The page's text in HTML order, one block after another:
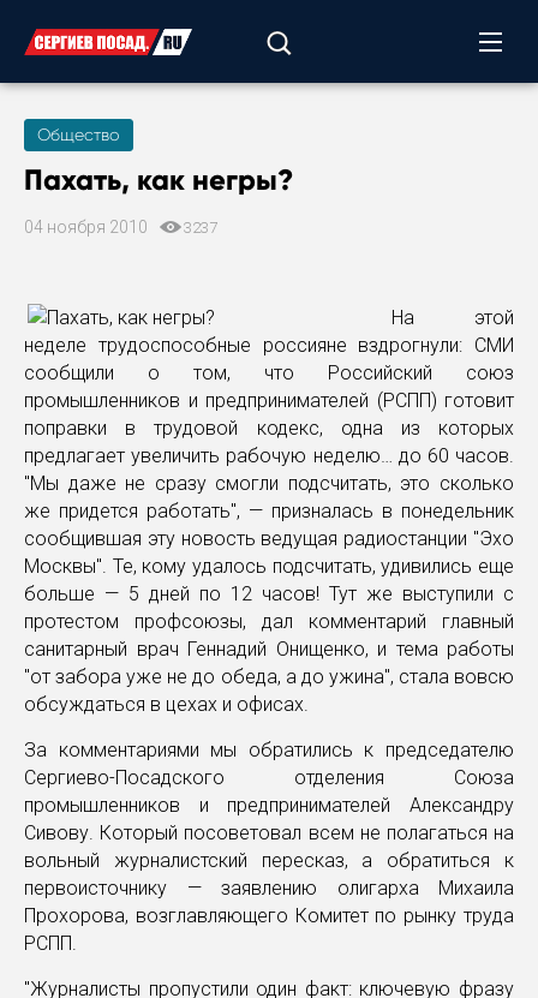
Общество
Пахать, как негры?
04 ноября 2010 3237
На этой
неделе трудоспособные россияне вздрогнули: СМИ
сообщили о том, что Российский союз
промышленников и предпринимателей (РСПП) готовит
поправки в трудовой кодекс, одна из которых
предлагает увеличить рабочую неделю… до 60 часов.
"Мы даже не сразу смогли подсчитать, это сколько
же придется работать", — призналась в понедельник
сообщившая эту новость ведущая радиостанции "Эхо
Москвы". Те, кому удалось подсчитать, удивились еще
больше — 5 дней по 12 часов! Тут же выступили с
протестом профсоюзы, дал комментарий главный
санитарный врач Геннадий Онищенко, и тема работы
"от забора уже не до обеда, а до ужина", стала вовсю
обсуждаться в цехах и офисах.
За комментариями мы обратились к председателю
Сергиево-Посадского отделения Союза
промышленников и предпринимателей Александру
Сивову. Который посоветовал всем не полагаться на
вольный журналистский пересказ, а обратиться к
первоисточнику — заявлению олигарха Михаила
Прохорова, возглавляющего Комитет по рынку труда
РСПП.
"Журналисты пропустили один факт: ключевую фразу